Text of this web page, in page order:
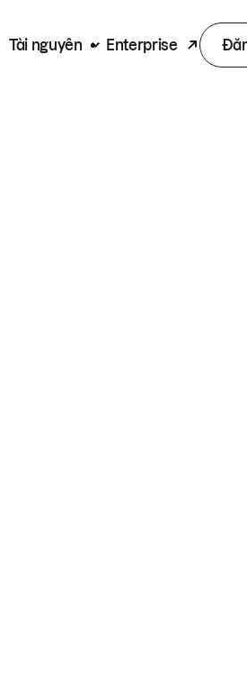
Tài nguyên Enterprise